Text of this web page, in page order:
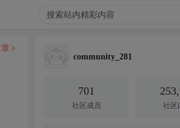
community_281
701
社区成员 社区